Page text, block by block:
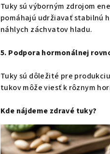
Tuky sú výborným zdrojom
pomáhajú udržiavať stabilnú
náhlych záchvatov hladu.
5. Podpora hormonálnej
Tuky sú dôležité pre
tukov môže viesť k rôznym
Kde nájdeme zdravé tuky?